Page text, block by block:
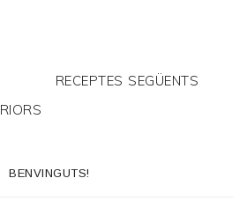
RECEPTES SEGÜENTS
BENVINGUTS!